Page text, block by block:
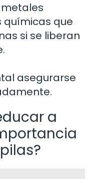
químicas que
si se liberan
asegurarse
a